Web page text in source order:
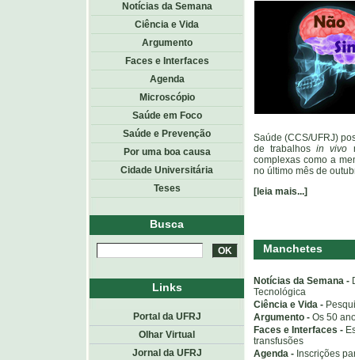
Saúde (CCS/UFRJ)
de trabalhosin vivo
complexas como a
no último mês de
[leia mais...]
Manchetes
Notícias da Semana -
Tecnológica
Ciência e Vida -
Argumento - Os 50
Faces e Interfaces -
transfusões
Agenda - Inscrições
Notícias da Semana
Ciência e Vida
Argumento
Faces e Interfaces
Agenda
Microscópio
Saúde em Foco
Saúde e Prevenção
Por uma boa causa
Cidade Universitária
Teses
Busca
Links
Portal da UFRJ
Olhar Virtual
Jornal da UFRJ